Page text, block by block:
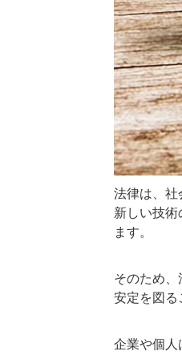
法律は、社
新しい技
ます。
そのため
安定を図る
企業や個人